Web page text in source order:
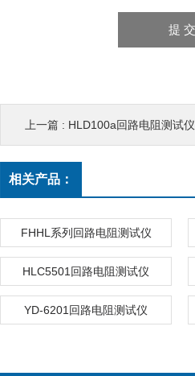
上一篇 : HLD100a回路电阻测试仪
相关产品：
FHHL系列回路电阻测试仪
HLC5501回路电阻测试仪
YD-6201回路电阻测试仪